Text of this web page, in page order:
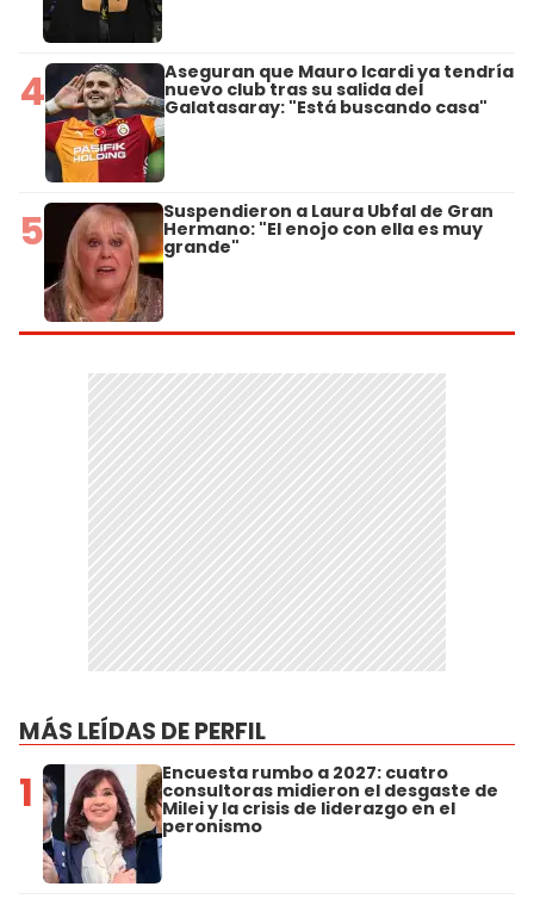
4 Aseguran que Mauro Icardi ya tendría
nuevo club tras su salida del
Galatasaray: "Está buscando casa"
5 Suspendieron a Laura Ubfal de Gran
Hermano: "El enojo con ella es muy
grande"
MÁS LEÍDAS DE PERFIL
1 Encuesta rumbo a 2027: cuatro
consultoras midieron el desgaste de
Milei y la crisis de liderazgo en el
peronismo